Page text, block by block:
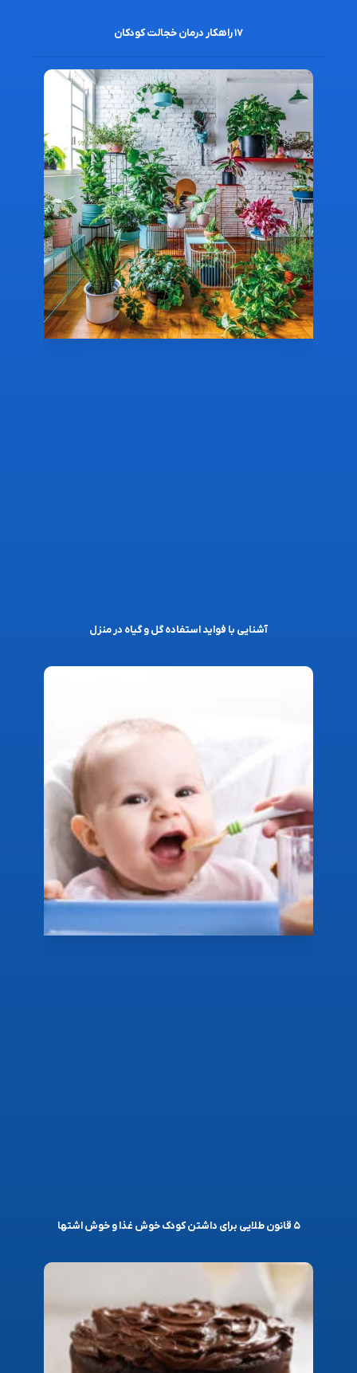
۱۷ راهکار درمان خجالت کودکان
آشنایی با فواید استفاده گل و گیاه در منزل
۵ قانون طلایی برای داشتن کودک خوش غذا و خوش اشتها